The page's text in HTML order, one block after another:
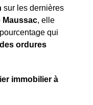
sur les dernières
Maussac, elle
qui
ordures
immobilier à